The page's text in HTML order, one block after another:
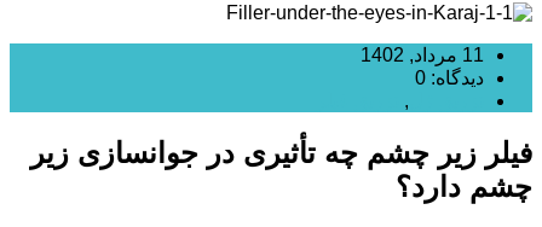
11 مرداد, 1402
دیدگاه: 0
,
فیلر زیر چشم چه تأثیری در جوانسازی زیر
چشم دارد؟